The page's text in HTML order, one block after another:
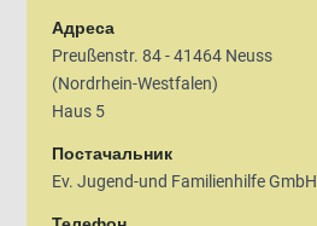
Адреса
Preußenstr. 84 - 41464 Neuss
(Nordrhein-Westfalen)
Haus 5
Постачальник
Ev. Jugend-und Familienhilfe GmbH